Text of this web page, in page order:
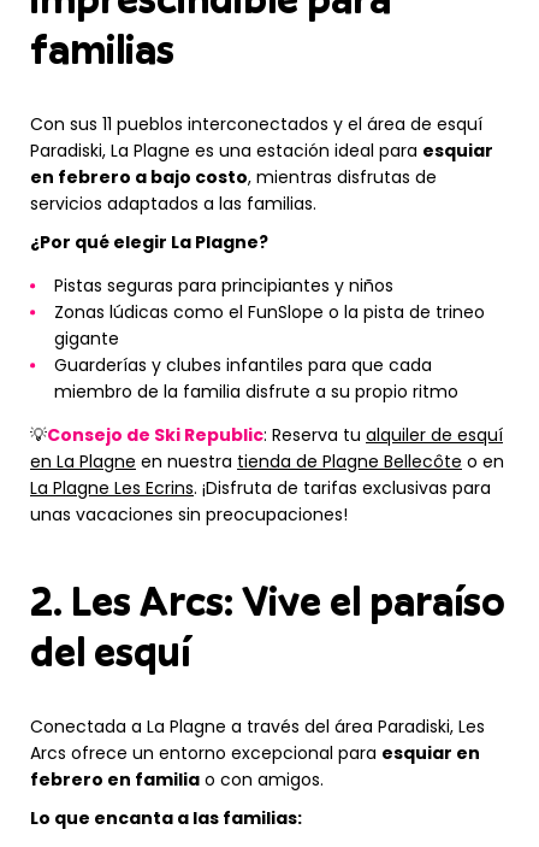
familias
Con sus 11 pueblos interconectados y el área de esquí
Paradiski, La Plagne es una estación ideal para esquiar
en febrero a bajo costo, mientras disfrutas de
servicios adaptados a las familias.
¿Por qué elegir La Plagne?
Pistas seguras para principiantes y niños
Zonas lúdicas como el FunSlope o la pista de trineo
gigante
Guarderías y clubes infantiles para que cada
miembro de la familia disfrute a su propio ritmo
💡Consejo de Ski Republic: Reserva tu alquiler de esquí
en La Plagne en nuestra tienda de Plagne Bellecôte o en
La Plagne Les Ecrins. ¡Disfruta de tarifas exclusivas para
unas vacaciones sin preocupaciones!
2. Les Arcs: Vive el paraíso
del esquí
Conectada a La Plagne a través del área Paradiski, Les
Arcs ofrece un entorno excepcional para esquiar en
febrero en familia o con amigos.
Lo que encanta a las familias: